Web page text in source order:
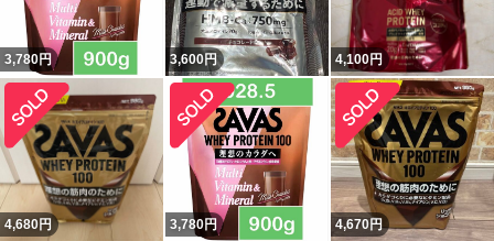
3,780円 3,600円 4,100円
4,680円 3,780円 4,670円